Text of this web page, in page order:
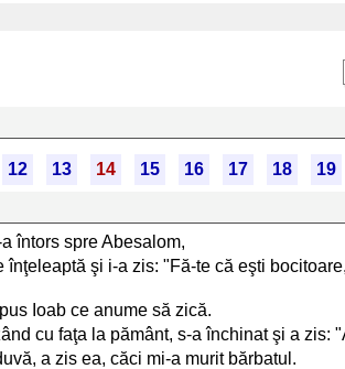
12 13 14 15 16 17 18 19
întors spre Abesalom,
şi i-a zis: "Fă-te că eşti
Ioab ce anume să zică.
cu faţa la pământ, s-a închinat şi a zis:
a zis ea, căci mi-a murit bărbatul.